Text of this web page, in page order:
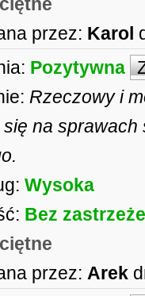
przez: Karol
Pozytywna
Rzeczowy i
na
Wysoka
Bez
przez: Arek